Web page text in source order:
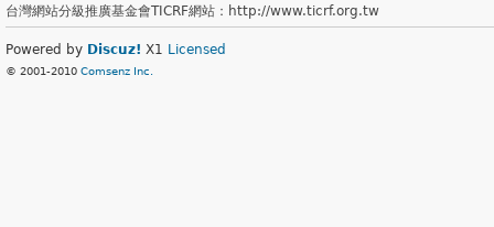
台灣網站分級推廣基金會TICRF網站：http://www.ticrf.org.tw
Powered by Discuz! X1 Licensed
© 2001-2010 Comsenz Inc.